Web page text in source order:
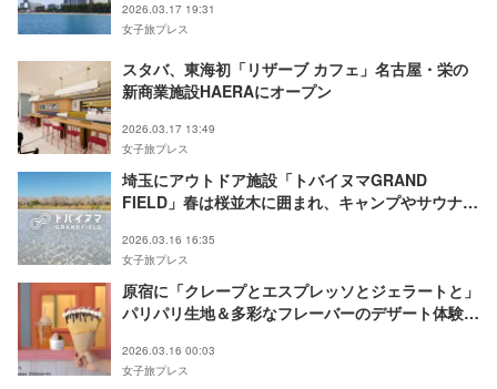
2026.03.17 19:31
女子旅プレス
スタバ、東海初「リザーブ カフェ」名古屋・栄の
新商業施設HAERAにオープン
2026.03.17 13:49
女子旅プレス
埼玉にアウトドア施設「トバイヌマGRAND
FIELD」春は桜並木に囲まれ、キャンプやサウナ付
2026.03.16 16:35
女子旅プレス
原宿に「クレープとエスプレッソとジェラートと」
パリパリ生地＆多彩なフレーバーのデザート体験提
2026.03.16 00:03
女子旅プレス